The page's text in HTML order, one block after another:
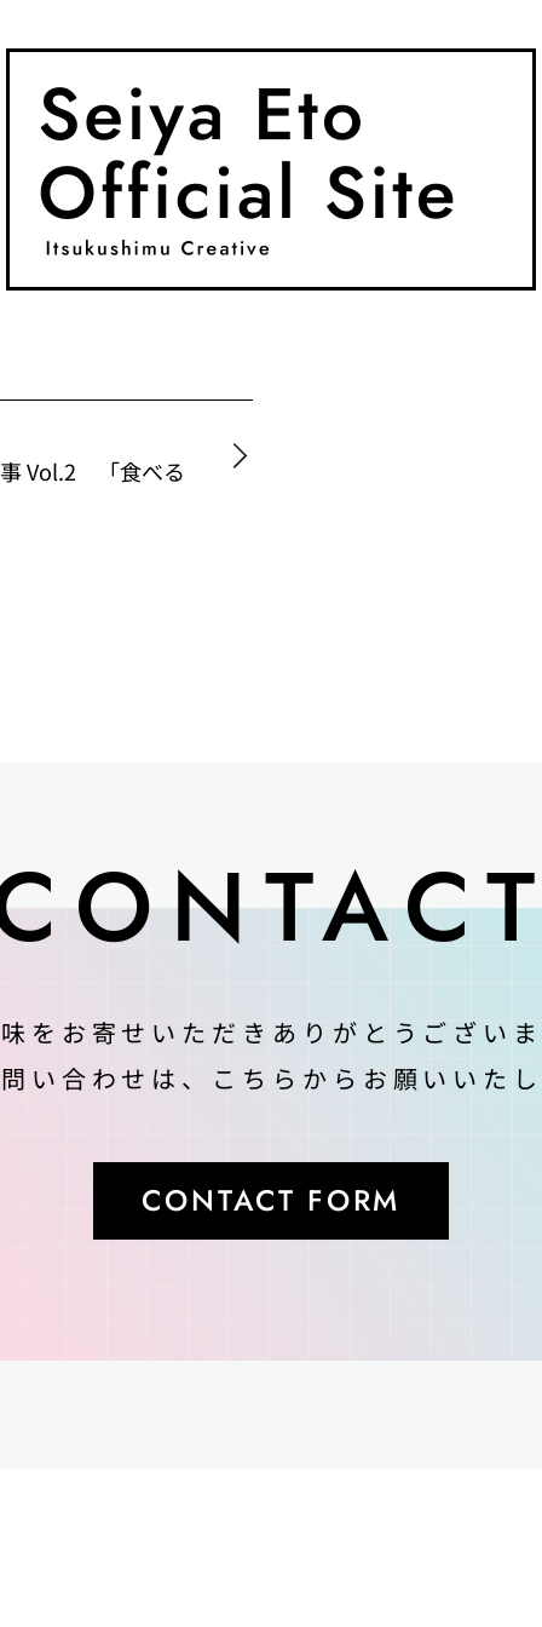
Vol.2 「食べる
をお寄せいただきありがとうござい
い合わせは、 こちらからお願いいた
CONTACT FORM